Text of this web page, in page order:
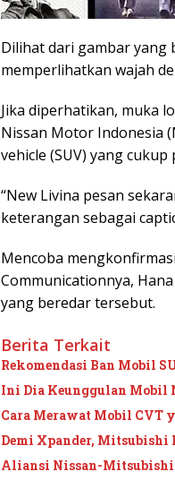
Dilihat dari gambar yang
memperlihatkan wajah
Jika diperhatikan, muka
Nissan Motor Indonesia
vehicle (SUV) yang
“New Livina pesan
keterangan sebagai
Mencoba
Communicationnya,
yang beredar tersebut.
Berita Terkait
Rekomendasi Ban Mobil
Ini Dia Keunggulan Mobil
Cara Merawat Mobil CVT
Demi Xpander, Mitsubishi
Aliansi Nissan-